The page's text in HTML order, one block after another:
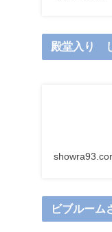
殿堂入り
ビブルーム